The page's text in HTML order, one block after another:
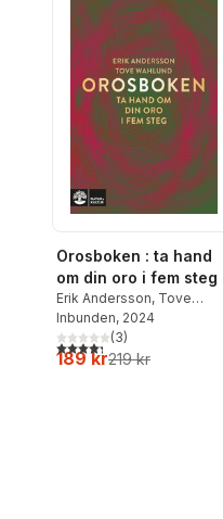
Orosboken : ta hand
om din oro i fem steg
Erik Andersson, Tove
Wahlund
Inbunden, 2024
4,3utav 5 stjärnor. Totalt
(3)
189 kr219 kr